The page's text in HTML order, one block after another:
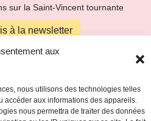
aux
nous utilisons des technologies telles
accéder aux informations des appareils.
nous permettra de traiter des données
sur la Saint-Vincent tournante
à la newsletter
Tournante de Ladoix-Serrigny.
- Illustration :De Lou à vous
pour la santé. A consommer avec